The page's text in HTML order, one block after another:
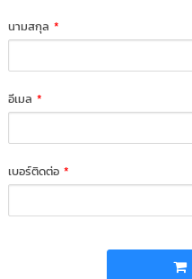
นามสกุล*
อีเมล*
เบอร์ติดต่อ*